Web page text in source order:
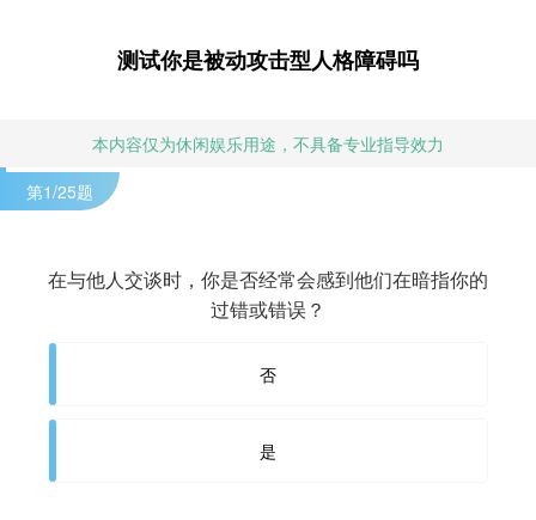
测试你是被动攻击型人格障碍吗
本内容仅为休闲娱乐用途，不具备专业指导效力
第1/25题
在与他人交谈时，你是否经常会感到他们在暗指你的
过错或错误？
否
是